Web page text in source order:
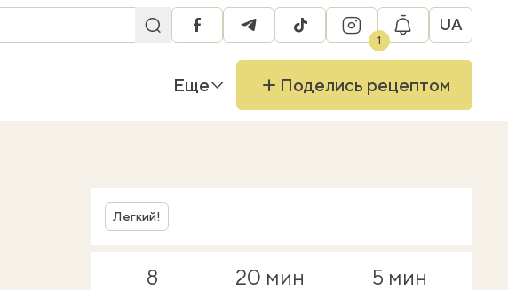
facebooktelegramtiktok instagram
1
UA
Еще Поделись рецептом
Легкий!
8 20 мин 5 мин